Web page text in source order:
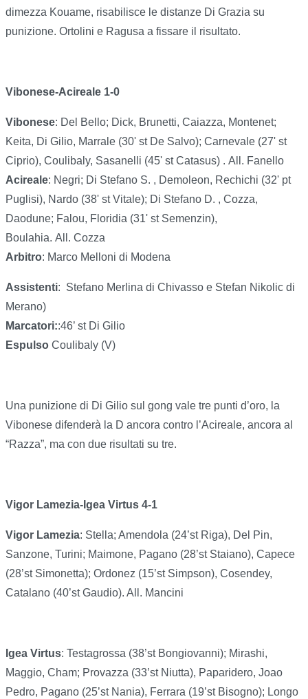
dimezza Kouame, risabilisce le distanze Di Grazia su
punizione. Ortolini e Ragusa a fissare il risultato.
Vibonese-Acireale 1-0
Vibonese: Del Bello; Dick, Brunetti, Caiazza, Montenet;
Keita, Di Gilio, Marrale (30' st De Salvo); Carnevale (27' st
Ciprio), Coulibaly, Sasanelli (45' st Catasus) . All. Fanello
Acireale: Negri; Di Stefano S. , Demoleon, Rechichi (32' pt
Puglisi), Nardo (38' st Vitale); Di Stefano D. , Cozza,
Daodune; Falou, Floridia (31' st Semenzin),
Boulahia. All. Cozza
Arbitro: Marco Melloni di Modena
Assistenti: Stefano Merlina di Chivasso e Stefan Nikolic di
Merano)
Marcatori::46’ st Di Gilio
Espulso Coulibaly (V)
Una punizione di Di Gilio sul gong vale tre punti d’oro, la
Vibonese difenderà la D ancora contro l’Acireale, ancora al
“Razza”, ma con due risultati su tre.
Vigor Lamezia-Igea Virtus 4-1
Vigor Lamezia: Stella; Amendola (24’st Riga), Del Pin,
Sanzone, Turini; Maimone, Pagano (28’st Staiano), Capece
(28’st Simonetta); Ordonez (15’st Simpson), Cosendey,
Catalano (40’st Gaudio). All. Mancini
Igea Virtus: Testagrossa (38’st Bongiovanni); Mirashi,
Maggio, Cham; Provazza (33’st Niutta), Paparidero, Joao
Pedro, Pagano (25’st Nania), Ferrara (19’st Bisogno); Longo